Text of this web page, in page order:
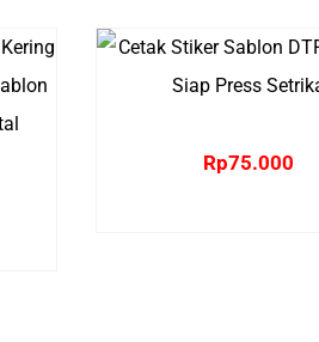
Rp75.000